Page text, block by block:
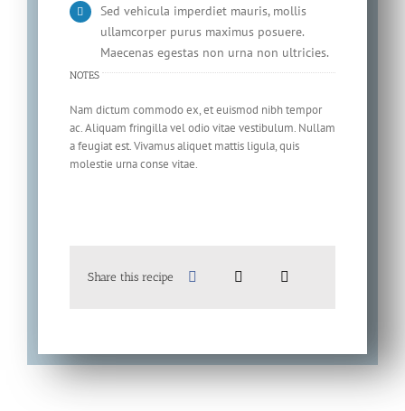
Sed vehicula imperdiet mauris, mollis
ullamcorper purus maximus posuere.
Maecenas egestas non urna non ultricies.
NOTES
Nam dictum commodo ex, et euismod nibh tempor
ac. Aliquam fringilla vel odio vitae vestibulum. Nullam
a feugiat est. Vivamus aliquet mattis ligula, quis
molestie urna conse vitae.
Share this recipe